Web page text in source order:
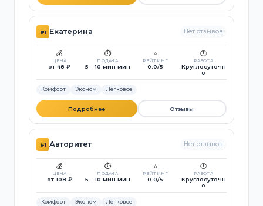
#1 Екатерина Нет отзывов
💰
ЦЕНА
от 48 ₽
⏱️
ПОДАЧА
5 - 10 мин мин
⭐
РЕЙТИНГ
0.0/5
🕐
РАБОТА
Круглосуточн
о
Комфорт Эконом Легковое
Подробнее Отзывы
#1 Авторитет Нет отзывов
💰
ЦЕНА
от 108 ₽
⏱️
ПОДАЧА
5 - 10 мин мин
⭐
РЕЙТИНГ
0.0/5
🕐
РАБОТА
Круглосуточн
о
Комфорт Эконом Легковое